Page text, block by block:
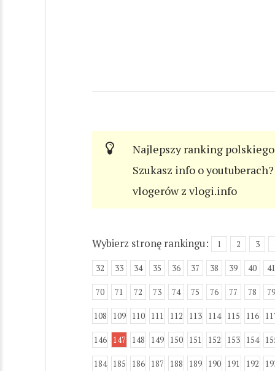
Najlepszy ranking
Szukasz info o
vlogerów z vlogi.info
Wybierz stronę rankingu: 1 2 3
32 33 34 35 36 37 38 39 40 41
70 71 72 73 74 75 76 77 78 79
108 109 110 111 112 113 114 115 116
146 147 148 149 150 151 152 153 154
184 185 186 187 188 189 190 191 192